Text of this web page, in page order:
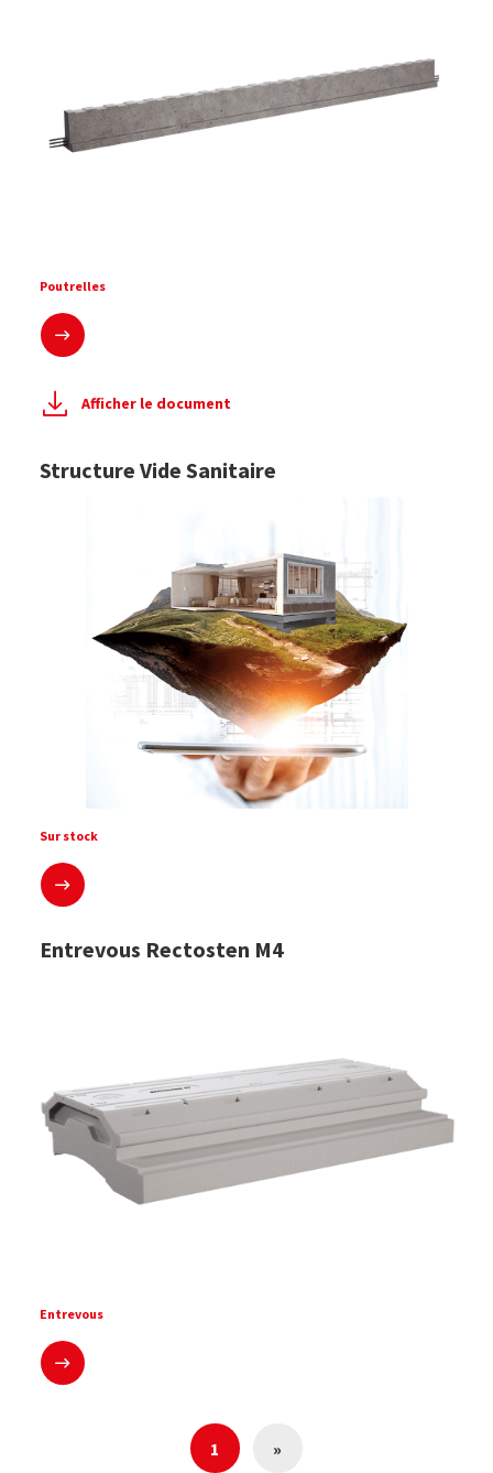
Poutrelles
En savoir plus
Afficher le document
Structure Vide Sanitaire
Sur stock
En savoir plus
Entrevous Rectosten M4
Entrevous
En savoir plus
1 »